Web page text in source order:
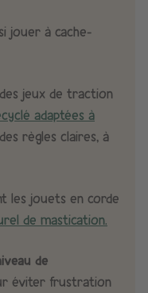
jouer à cache-
jeux de traction
adaptées à
règles claires, à
les jouets en corde
de mastication.
de
éviter frustration